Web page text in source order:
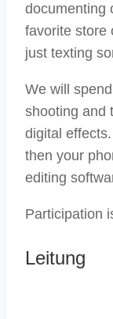
documenting
favorite store
just texting
We will
shooting and
digital
then your
editing
Participation
Leitung